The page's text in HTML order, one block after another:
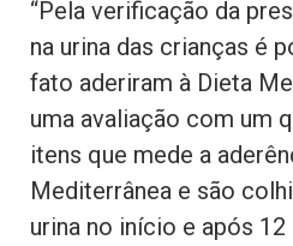
“Pela verificação da
na urina das crianças é
fato aderiram à Dieta
uma avaliação com um
itens que mede a
Mediterrânea e são
urina no início e após 12